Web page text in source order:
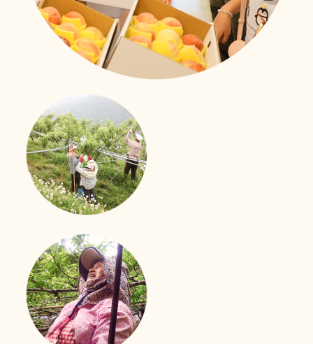
照護技能大進化
移工用心學習、用愛照顧
新事社會服務中心的移工照護訓練課程也來到了第二次！
來自印尼、越南、菲律賓的外籍看護們帶著上一次課程的
收穫與期待，再次踏進教室。
立即行動